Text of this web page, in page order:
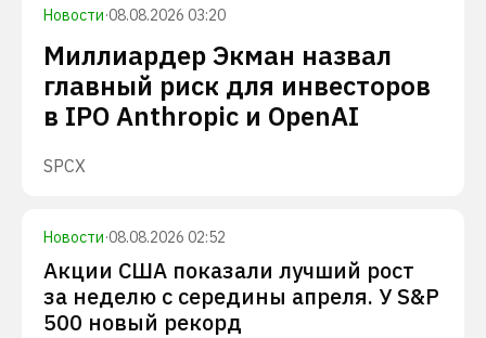
Новости·08.08.2026 03:20
Миллиардер Экман назвал
главный риск для инвесторов
в IPO Anthropic и OpenAI
SPCX
Новости·08.08.2026 02:52
Акции США показали лучший рост
за неделю с середины апреля. У S&P
500 новый рекорд